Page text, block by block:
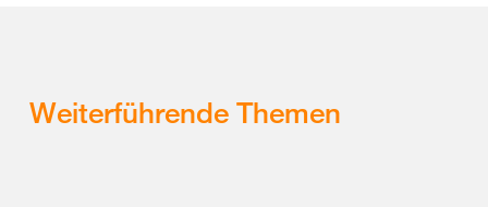
Weiterführende Themen